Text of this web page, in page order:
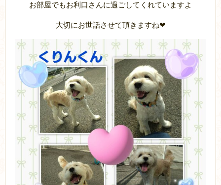
お部屋でもお利口さんに過ごしてくれていますよ
大切にお世話させて頂きますね❤